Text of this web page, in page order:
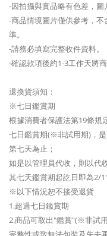
-因拍攝與實品略有色差，圖
-商品情境圖片僅供參考，
準。
-請務必填寫完整收件資料。
-確認款項後約1-3工作天將商
退換貨須知：
※七日鑑賞期
根據消費者保護法第19條規
七日鑑賞期(※非試用期)，
第七天為止；
如是以管理員代收，則以代
其七天鑑賞期起訖日即為2/
※以下情況恕不接受退貨
1.超過七日鑑賞期
2.商品可取出"鑑賞"(※非試